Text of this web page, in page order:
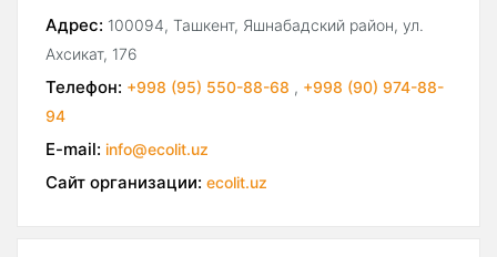
Адрес: 100094, Ташкент, Яшнабадский район, ул.
Ахсикат, 176
Телефон: +998 (95) 550-88-68 , +998 (90) 974-88-
94
E-mail: info@ecolit.uz
Сайт организации: ecolit.uz